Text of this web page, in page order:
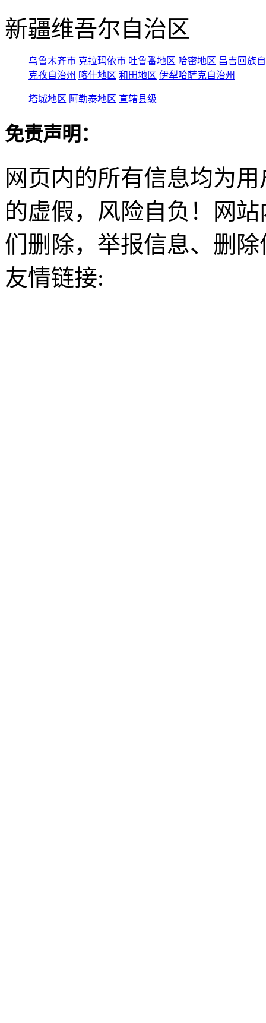
新疆维吾尔自治区
乌鲁木齐市 克拉玛依市 吐鲁番地区 哈密地区 昌吉回族
克孜自治州 喀什地区 和田地区 伊犁哈萨克自治州
塔城地区 阿勒泰地区 直辖县级
免责声明：
网页内的所有信息均为
的虚假，风险自负！网
们删除，举报信息、删
友情链接: